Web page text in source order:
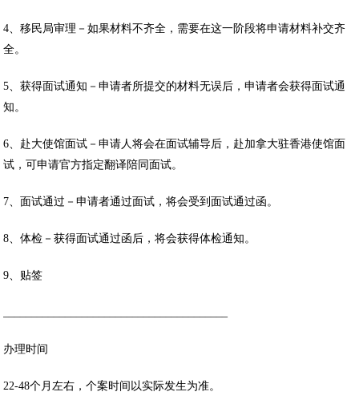
4、移民局审理－如果材料不齐全，需要在这一阶段将申请材料补交齐
全。
5、获得面试通知－申请者所提交的材料无误后，申请者会获得面试通
知。
6、赴大使馆面试－申请人将会在面试辅导后，赴加拿大驻香港使馆面
试，可申请官方指定翻译陪同面试。
7、面试通过－申请者通过面试，将会受到面试通过函。
8、体检－获得面试通过函后，将会获得体检通知。
9、贴签
办理时间
22-48个月左右，个案时间以实际发生为准。